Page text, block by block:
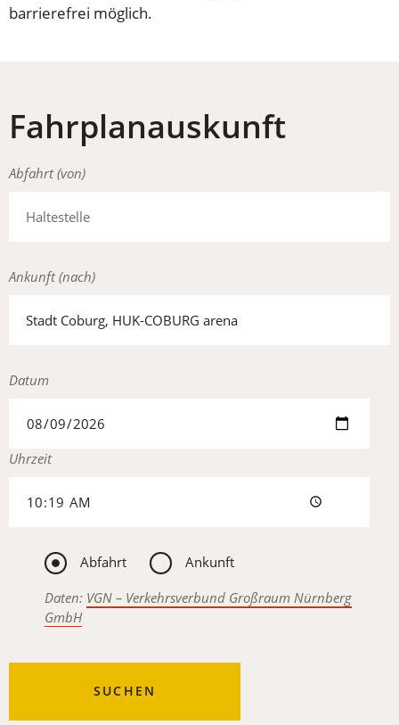
barrierefrei möglich.
Fahrplanauskunft
Abfahrt (von)
Ankunft (nach)
Datum
Uhrzeit
Abfahrt
Ankunft
Daten: VGN – Verkehrs­verbund Großraum Nürnberg
GmbH
SUCHEN